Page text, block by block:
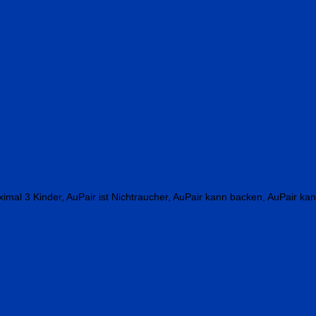
3 Kinder, AuPair ist Nichtraucher, AuPair kann backen, AuPair